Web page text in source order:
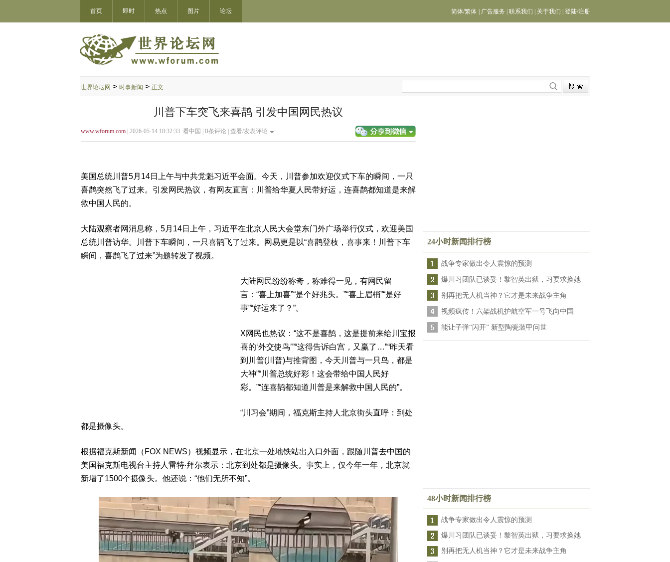
首页 即时 热点 图片 论坛 简体/繁体 广告服务 联系我们 关于我们 登陆/注册
世界论坛网 > 时事新闻 > 正文
川普下车突飞来喜鹊 引发中国网民热议
www.wforum.com | 2026-05-14 18:32:33 看中国 | 0条评论 | 查看/发表评论
美国总统川普5月14日上午与中共党魁习近平会面。今天，川普参加欢迎仪式下车的瞬间，一只
喜鹊突然飞了过来。引发网民热议，有网友直言：川普给华夏人民带好运，连喜鹊都知道是来解
救中国人民的。
大陆观察者网消息称，5月14日上午，习近平在北京人民大会堂东门外广场举行仪式，欢迎美国
总统川普访华。川普下车瞬间，一只喜鹊飞了过来。网易更是以“喜鹊登枝，喜事来！川普下车
瞬间，喜鹊飞了过来”为题转发了视频。
大陆网民纷纷称奇，称难得一见，有网民留
言：“喜上加喜”“是个好兆头。”“喜上眉梢”“是好
事”“好运来了？”。
X网民也热议：“这不是喜鹊，这是提前来给川宝报
喜的‘外交使鸟’”“这得告诉白宫，又赢了…”“昨天看
到川普(川普)与推背图，今天川普与一只鸟，都是
大神”“川普总统好彩！这会带给中国人民好
彩。”“连喜鹊都知道川普是来解救中国人民的”。
“川习会”期间，福克斯主持人北京街头直呼：到处
都是摄像头。
根据福克斯新闻（FOX NEWS）视频显示，在北京一处地铁站出入口外面，跟随川普去中国的
美国福克斯电视台主持人雷特‧拜尔表示：北京到处都是摄像头。事实上，仅今年一年，北京就
新增了1500个摄像头。他还说：“他们无所不知”。
24小时新闻排行榜
战争专家做出令人震惊的预测
爆川习团队已谈妥！黎智英出狱，习要求换她
别再把无人机当神？它才是未来战争主角
视频疯传！六架战机护航空军一号飞向中国
能让子弹“闪开” 新型陶瓷装甲问世
48小时新闻排行榜
战争专家做出令人震惊的预测
爆川习团队已谈妥！黎智英出狱，习要求换她
别再把无人机当神？它才是未来战争主角